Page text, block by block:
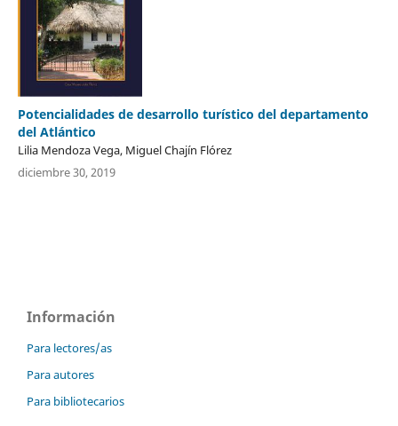
Potencialidades de desarrollo turístico del departamento
del Atlántico
Lilia Mendoza Vega, Miguel Chajín Flórez
diciembre 30, 2019
Información
Para lectores/as
Para autores
Para bibliotecarios